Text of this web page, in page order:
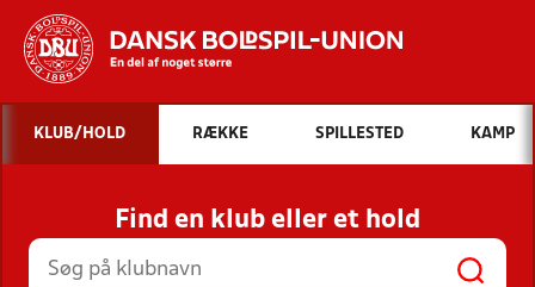
Hvad vil du søge efter?
INDHOLD OG NYHEDER
STILLINGER, RESULTATER, KLUBBER OG
HOLD
KLUB/HOLD RÆKKE SPILLESTED KAMP
Find en klub eller et hold